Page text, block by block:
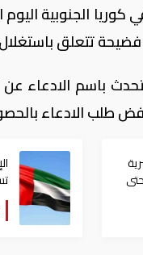
الجنوبية
تتعلق باستغلال
باسم الادعاء
طلب الادعاء
حتى